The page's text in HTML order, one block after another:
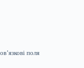
поля